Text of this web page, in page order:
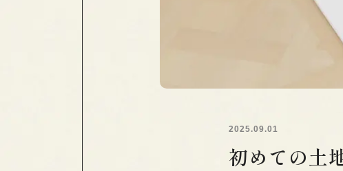
2025.09.01
初めての土